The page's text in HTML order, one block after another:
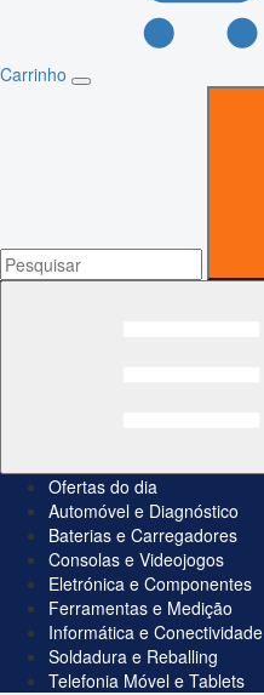
Carrinho
Ofertas do dia
Automóvel e Diagnóstico
Baterias e Carregadores
Consolas e Videojogos
Eletrónica e Componentes
Ferramentas e Medição
Informática e Conectividade
Soldadura e Reballing
Telefonia Móvel e Tablets